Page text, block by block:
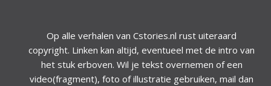
Op alle verhalen van Cstories.nl rust uiteraard
copyright. Linken kan altijd, eventueel met de intro van
het stuk erboven. Wil je tekst overnemen of een
video(fragment), foto of illustratie gebruiken, mail dan